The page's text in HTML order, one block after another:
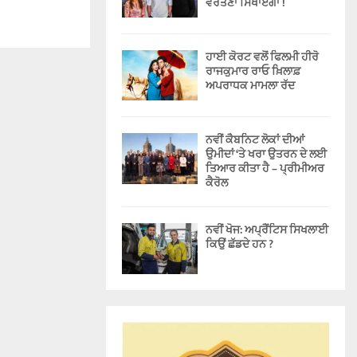
ਹਾਈ ਕੋਰਟ ਵਲੋਂ ਫਿਲਮੀ ਹੀਰੋ
ਰਾਜਕੁਮਾਰ ਰਾਓ ਖ਼ਿਲਾਫ਼
ਅਪਰਾਧਕ ਮਾਮਲਾ ਰੱਦ
ਨਵੀਂ ਕੈਬਨਿਟ ਲੋਕਾਂ ਦੀਆਂ
ਉਮੀਦਾਂ ‘ਤੇ ਖਰਾ ਉਤਰਨ ਦੇ ਲਈ
ਤਿਆਰ ਕੀਤਾ ਹੈ – ਪ੍ਰੀਮੀਅਰ
ਕੈਰੋਲ
ਨਵੀਂ ਖੋਜ: ਅਪ੍ਰੈਂਟਿਸ ਸਿਖਲਾਈ
ਕਿਉਂ ਛੱਡਦੇ ਹਨ ?